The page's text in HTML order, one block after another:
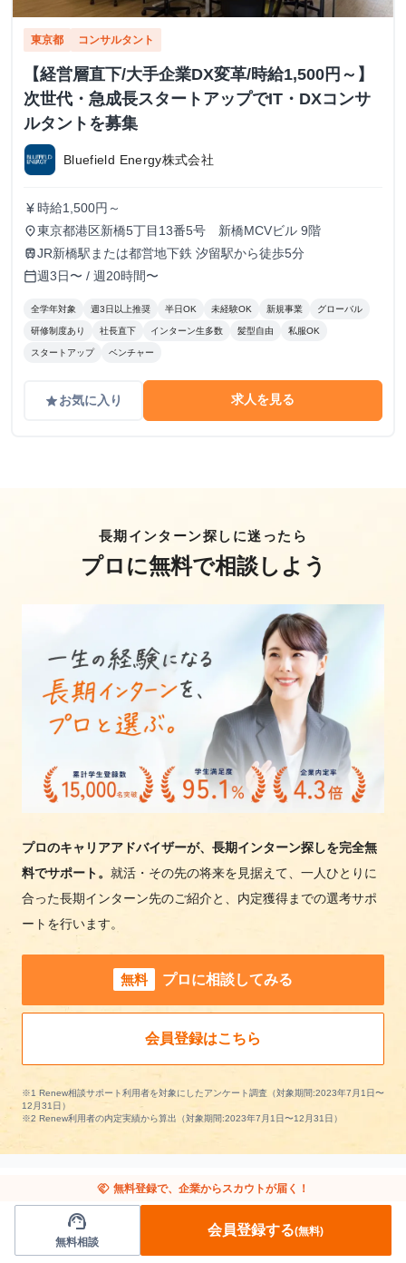
東京都 コンサルタント
【経営層直下/大手企業DX変革/時給1,500円～】
次世代・急成長スタートアップでIT・DXコンサ
ルタントを募集
Bluefield Energy株式会社
currency_yen 時給1,500円～
place東京都港区新橋5丁目13番5号 新橋MCVビル 9階
trainJR新橋駅または都営地下鉄 汐留駅から徒歩5分
calendar_today週3日〜 / 週20時間〜
全学年対象 週3日以上推奨 半日OK 未経験OK 新規事業 グローバル
研修制度あり 社長直下 インターン生多数 髪型自由 私服OK
スタートアップ ベンチャー
gradeお気に入り 求人を見る
長期インターン探しに迷ったら
プロに無料で相談しよう
プロのキャリアアドバイザーが、長期インターン探しを完全無
料でサポート。 就活・その先の将来を見据えて、一人ひとりに
合った長期インターン先のご紹介と、内定獲得までの選考サポ
ートを行います。
無料 プロに相談してみる
会員登録はこちら
※1 Renew相談サポート利用者を対象にしたアンケート調査（対象期間:2023年7月1日〜
12月31日）
※2 Renew利用者の内定実績から算出（対象期間:2023年7月1日〜12月31日）
千葉県の長期インターンを条件で絞り込む
handshake 無料登録で、企業からスカウトが届く！
support_agent
無料相談
会員登録する(無料)